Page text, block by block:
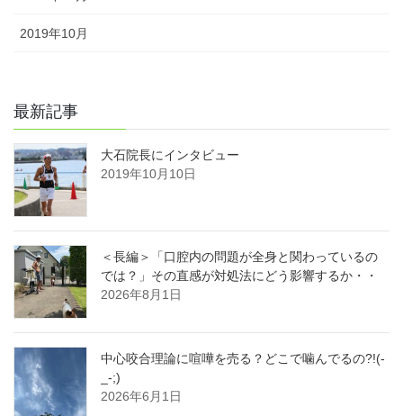
2019年10月
最新記事
大石院長にインタビュー
2019年10月10日
＜長編＞「口腔内の問題が全身と関わっているの
では？」その直感が対処法にどう影響するか・・
2026年8月1日
中心咬合理論に喧嘩を売る？どこで噛んでるの?!(-
_-;)
2026年6月1日